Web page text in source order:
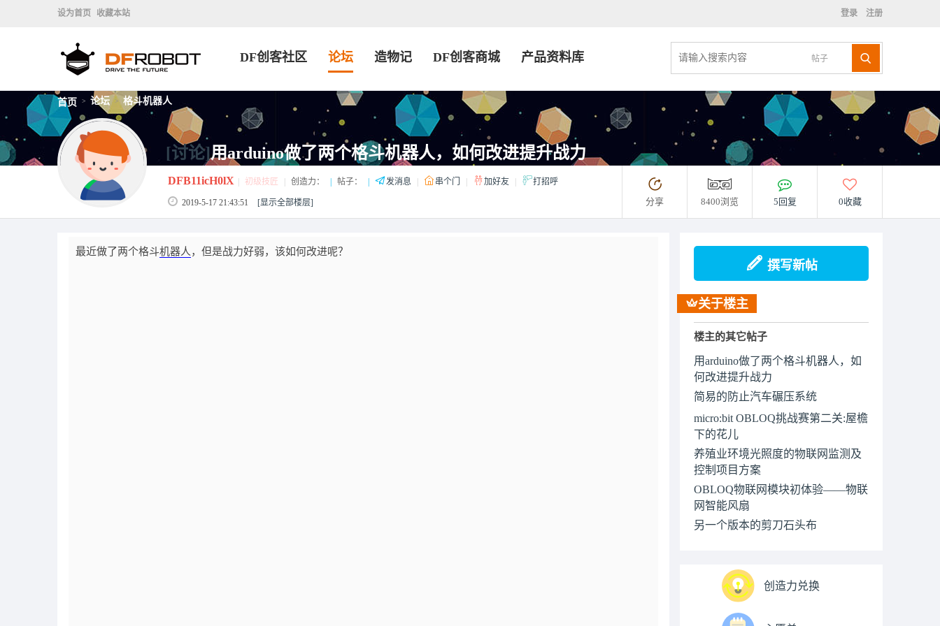
设为首页 收藏本站 登录 注册
帖子
DF创客社区 论坛 造物记 DF创客商城 产品资料库
首页 > 论坛 > 格斗机器人
[讨论]用arduino做了两个格斗机器人，如何改进提升战力
DFB11icH0lX 初级技匠 创造力： 帖子： 发消息 串个门 加好友 打招呼
2019-5-17 21:43:51 [显示全部楼层] 分享 8400浏览 5回复 0收藏
最近做了两个格斗机器人 ，但是战力好弱，该如何改进呢？
撰写新帖
关于楼主
楼主的其它帖子
用arduino做了两个格斗机器人，如
何改进提升战力
简易的防止汽车碾压系统
micro:bit OBLOQ挑战赛第二关:屋檐
下的花儿
养殖业环境光照度的物联网监测及
控制项目方案
OBLOQ物联网模块初体验——物联
网智能风扇
另一个版本的剪刀石头布
创造力兑换